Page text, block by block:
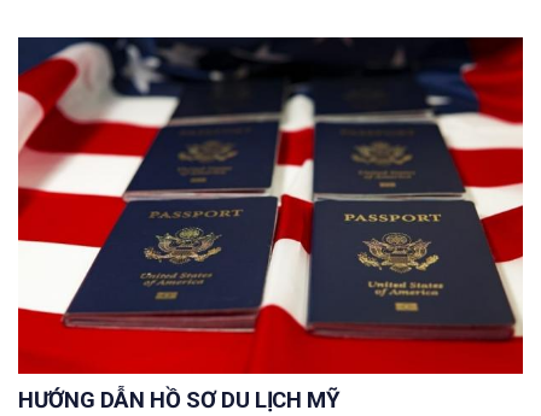
HƯỚNG DẪN HỒ SƠ DU LỊCH MỸ